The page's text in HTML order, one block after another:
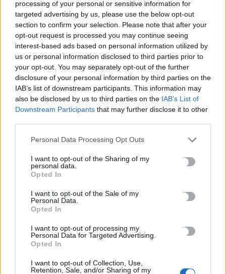
processing of your personal or sensitive information for
targeted advertising by us, please use the below opt-out
section to confirm your selection. Please note that after your
opt-out request is processed you may continue seeing
interest-based ads based on personal information utilized by
us or personal information disclosed to third parties prior to
your opt-out. You may separately opt-out of the further
disclosure of your personal information by third parties on the
IAB’s list of downstream participants. This information may
also be disclosed by us to third parties on the IAB’s List of
Downstream Participants that may further disclose it to other
Personal Data Processing Opt Outs
I want to opt-out of the Sharing of my
personal data.
Opted In
I want to opt-out of the Sale of my
Personal Data.
Opted In
I want to opt-out of processing my
Personal Data for Targeted Advertising.
Opted In
I want to opt-out of Collection, Use,
Retention, Sale, and/or Sharing of my
Ο ΟΦΗ βάζει τσάρτερ για τους φιλάθλους ενόψει της ρεβάνς
των playoffs του Europa League
7 Αυγούστου, 2026
Δυστύχημα στις Σέρρες: «Δεν υπήρχε χρόνος για αντίδραση»,
λέει ο οδηγός του φορτηγού
7 Αυγούστου, 2026
άρση των ελέγχων στα σύνορα
Πώς να μη σας τσιμπάνε τα κουνούπια: Τι προτείνουν οι
ειδικοί
7 Αυγούστου, 2026
Ελένη Βουλγαράκη για τις φήμες χωρισμού με τον Φώτη
Ιωαννίδη: «Θα γίνετε ρόμπα»